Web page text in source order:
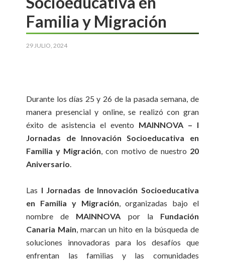
Familia y Migración
29 JULIO, 2024
Durante los días 25 y 26 de la pasada semana, de
manera presencial y online, se realizó con gran
éxito de asistencia el evento MAINNOVA – I
Jornadas de Innovación Socioeducativa en
Familia y Migración, con motivo de nuestro 20
Aniversario.
Las I Jornadas de Innovación Socioeducativa
en Familia y Migración, organizadas bajo el
nombre de MAINNOVA por la Fundación
Canaria Main, marcan un hito en la búsqueda de
soluciones innovadoras para los desafíos que
enfrentan las familias y las comunidades